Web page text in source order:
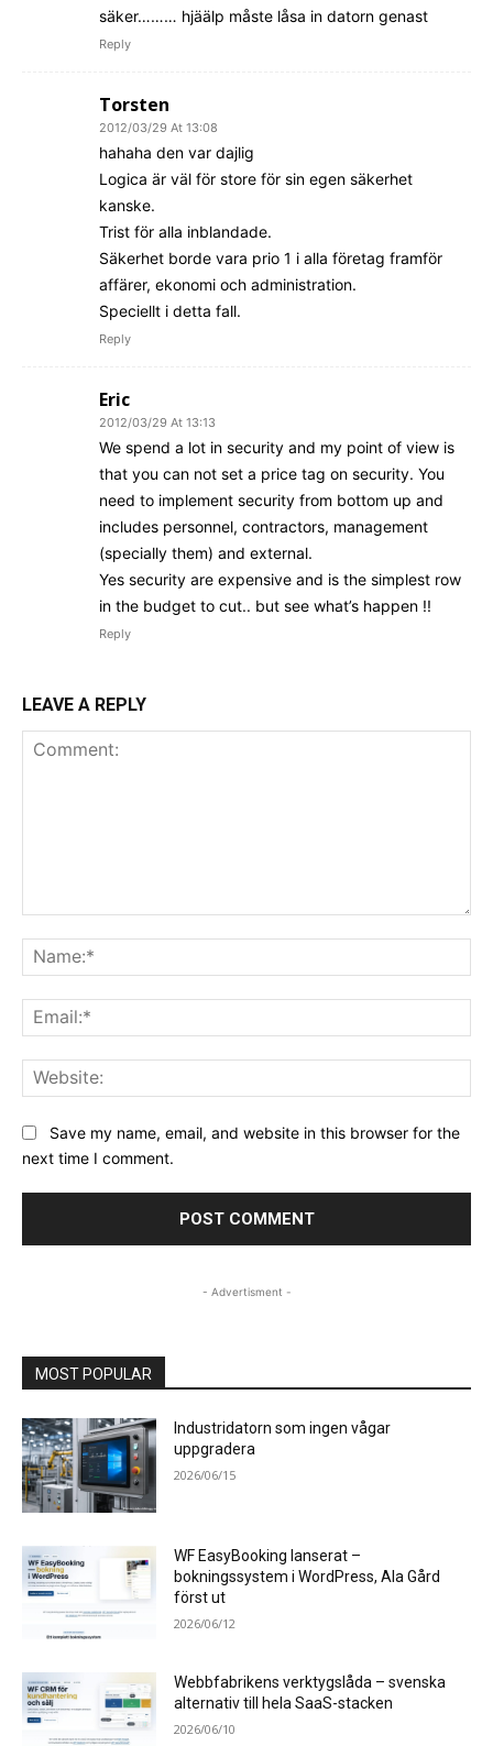
säker……… hjäälp måste låsa in datorn genast
Reply
Torsten
2012/03/29 At 13:08
hahaha den var dajlig
Logica är väl för store för sin egen säkerhet
kanske.
Trist för alla inblandade.
Säkerhet borde vara prio 1 i alla företag framför
affärer, ekonomi och administration.
Speciellt i detta fall.
Reply
Eric
2012/03/29 At 13:13
We spend a lot in security and my point of view is
that you can not set a price tag on security. You
need to implement security from bottom up and
includes personnel, contractors, management
(specially them) and external.
Yes security are expensive and is the simplest row
in the budget to cut.. but see what’s happen !!
Reply
LEAVE A REPLY
Save my name, email, and website in this browser for the
next time I comment.
- Advertisment -
MOST POPULAR
Industridatorn som ingen vågar
uppgradera
2026/06/15
WF EasyBooking lanserat –
bokningssystem i WordPress, Ala Gård
först ut
2026/06/12
Webbfabrikens verktygslåda – svenska
alternativ till hela SaaS-stacken
2026/06/10